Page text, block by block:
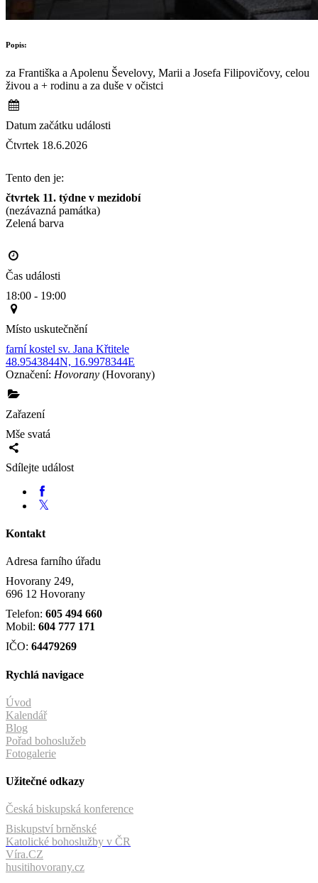
Popis:
za Františka a Apolenu Ševelovy, Marii a Josefa Filipovičovy, celou
živou a + rodinu a za duše v očistci
Datum začátku události
Čtvrtek 18.6.2026
Tento den je:
čtvrtek 11. týdne v mezidobí
(nezávazná památka)
Zelená barva
Čas události
18:00 - 19:00
Místo uskutečnění
farní kostel sv. Jana Křtitele
48.9543844N, 16.9978344E
Označení: Hovorany (Hovorany)
Zařazení
Mše svatá
Sdílejte událost
Kontakt
Adresa farního úřadu
Hovorany 249,
696 12 Hovorany
Telefon: 605 494 660
Mobil: 604 777 171
IČO: 64479269
Rychlá navigace
Úvod
Kalendář
Blog
Pořad bohoslužeb
Fotogalerie
Užitečné odkazy
Česká biskupská konference
Biskupství brněnské
Katolické bohoslužby v ČR
Víra.CZ
husitihovorany.cz